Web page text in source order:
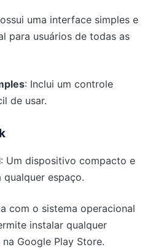
uma interface simples e
para usuários de todas as
: Inclui um controle
de usar.
: Um dispositivo compacto e
qualquer espaço.
com o sistema operacional
instalar qualquer
Google Play Store.